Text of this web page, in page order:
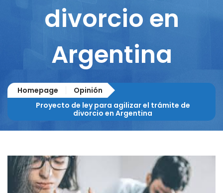
divorcio en
Argentina
Homepage
Opinión
Proyecto de ley para agilizar el trámite de
divorcio en Argentina